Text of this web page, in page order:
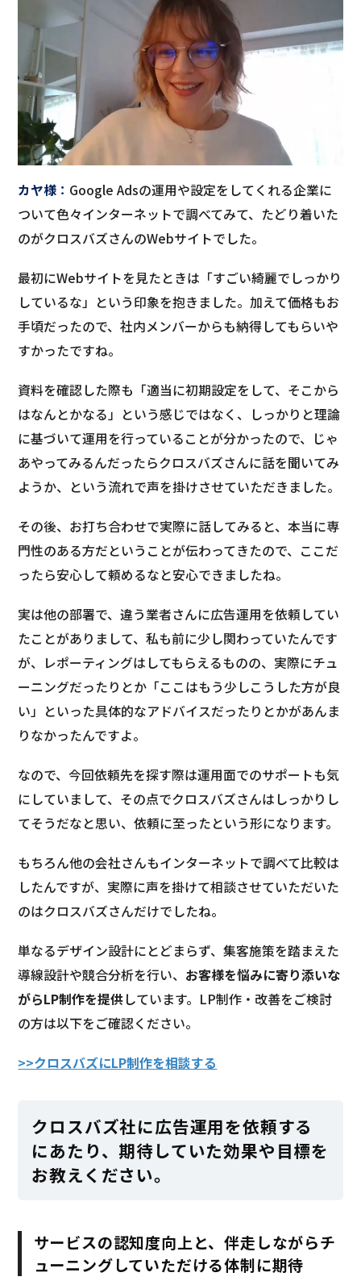
カヤ様 ： Google Adsの運用や設定をしてくれる企業に
ついて色々インターネットで調べてみて、たどり着いた
のがクロスバズさんのWebサイトでした。
最初にWebサイトを見たときは「すごい綺麗でしっかり
しているな」という印象を抱きました。加えて価格もお
手頃だったので、社内メンバーからも納得してもらいや
すかったですね。
資料を確認した際も「適当に初期設定をして、そこから
はなんとかなる」という感じではなく、しっかりと理論
に基づいて運用を行っていることが分かったので、じゃ
あやってみるんだったらクロスバズさんに話を聞いてみ
ようか、という流れで声を掛けさせていただきました。
その後、お打ち合わせで実際に話してみると、本当に専
門性のある方だということが伝わってきたので、ここだ
ったら安心して頼めるなと安心できましたね。
実は他の部署で、違う業者さんに広告運用を依頼してい
たことがありまして、私も前に少し関わっていたんです
が、レポーティングはしてもらえるものの、実際にチュ
ーニングだったりとか「ここはもう少しこうした方が良
い」といった具体的なアドバイスだったりとかがあんま
りなかったんですよ。
なので、今回依頼先を探す際は運用面でのサポートも気
にしていまして、その点でクロスバズさんはしっかりし
てそうだなと思い、依頼に至ったという形になります。
もちろん他の会社さんもインターネットで調べて比較は
したんですが、実際に声を掛けて相談させていただいた
のはクロスバズさんだけでしたね。
単なるデザイン設計にとどまらず、集客施策を踏まえた
導線設計や競合分析を行い、 お客様を悩みに寄り添いな
がらLP制作を提供しています。LP制作・改善をご検討
の方は以下をご確認ください。
>>クロスバズにLP制作を相談する
クロスバズ社に広告運用を依頼する
にあたり、期待していた効果や目標を
お教えください。
サービスの認知度向上と、伴走しながらチ
ューニングしていただける体制に期待